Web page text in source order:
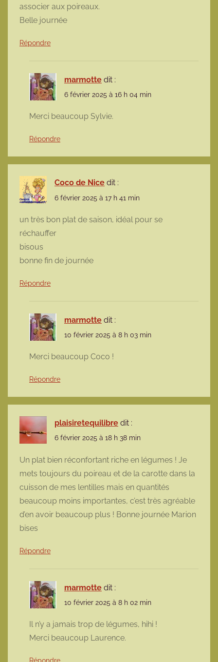
associer aux poireaux.
Belle journée
Répondre
marmotte dit :
6 février 2025 à 16 h 04 min
Merci beaucoup Sylvie.
Répondre
Coco de Nice dit :
6 février 2025 à 17 h 41 min
un très bon plat de saison, idéal pour se
réchauffer
bisous
bonne fin de journée
Répondre
marmotte dit :
10 février 2025 à 8 h 03 min
Merci beaucoup Coco !
Répondre
plaisiretequilibre dit :
6 février 2025 à 18 h 38 min
Un plat bien réconfortant riche en légumes ! Je
mets toujours du poireau et de la carotte dans la
cuisson de mes lentilles mais en quantités
beaucoup moins importantes, c’est très agréable
d’en avoir beaucoup plus ! Bonne journée Marion
bises
Répondre
marmotte dit :
10 février 2025 à 8 h 02 min
Il n’y a jamais trop de légumes, hihi !
Merci beaucoup Laurence.